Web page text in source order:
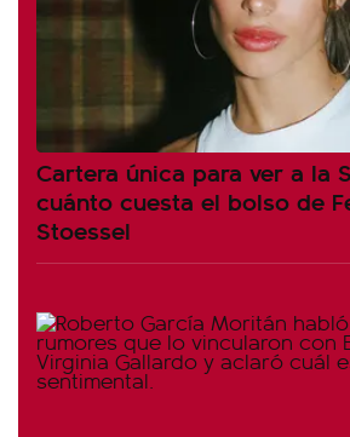
Cartera única para ver a la
cuánto cuesta el bolso de
Stoessel